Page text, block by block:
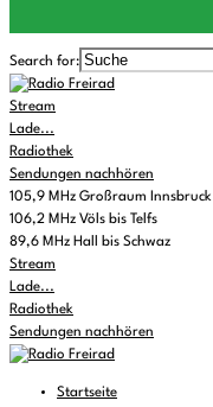
Search for:
Stream
Lade...
Radiothek
Sendungen nachhören
105,9 MHz Großraum Innsbruck
106,2 MHz Völs bis Telfs
89,6 MHz Hall bis Schwaz
Stream
Lade...
Radiothek
Sendungen nachhören
Startseite